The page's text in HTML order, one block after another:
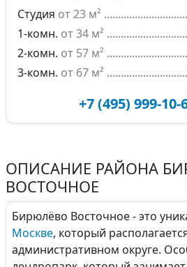
Студия от 23 м²
1-комн. от 34 м²
2-комн. от 57 м²
3-комн. от 67 м²
+7 (495) 999-10-
ОПИСАНИЕ РАЙОНА
ВОСТОЧНОЕ
Бирюлёво Восточное - это
Москве, который
административном округе.